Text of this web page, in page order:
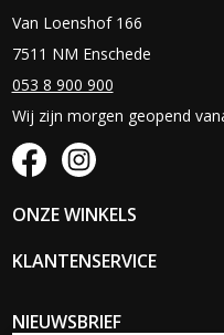
Van Loenshof 166
7511 NM Enschede
053 8 900 900
Wij zijn morgen geopend
ONZE WINKELS
KLANTENSERVICE
NIEUWSBRIEF